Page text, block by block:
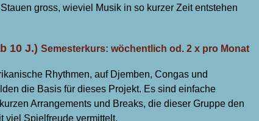
gross, wieviel Musik in so kurzer Zeit entstehen
10 J.) Semesterkurs: wöchentlich od. 2 x pro Monat
Rhythmen, auf Djemben, Congas und
die Basis für dieses Projekt. Es sind einfache
Arrangements und Breaks, die dieser Gruppe den
viel Spielfreude vermittelt.